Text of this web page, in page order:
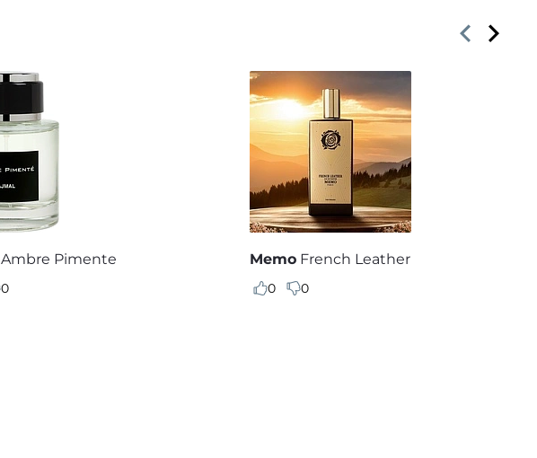
Ambre Pimente
0
Memo French Leather
0 0